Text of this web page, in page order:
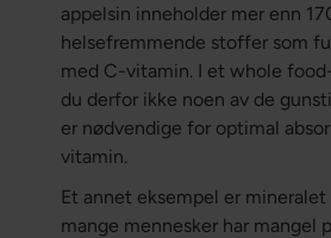
appelsin inneholder mer enn
helsefremmende stoffer som
med C-vitamin. I et whole
du derfor ikke noen av de
er nødvendige for optimal
vitamin.
Et annet eksempel er mineralet
mange mennesker har mangel